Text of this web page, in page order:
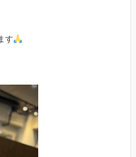
す